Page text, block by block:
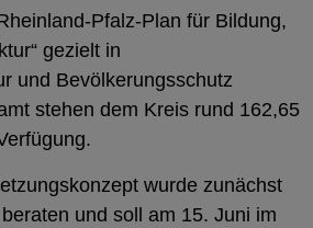
Pfalz-Plan für Bildung,
gezielt in
und Bevölkerungsschutz
stehen dem Kreis rund 162,65
wurde zunächst
und soll am 15. Juni im